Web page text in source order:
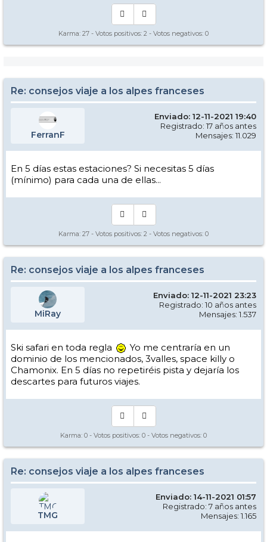
Karma: 27 - Votos positivos: 2 - Votos negativos: 0
Re: consejos viaje a los alpes franceses
FerranF
Enviado: 12-11-2021 19:40
Registrado: 17 años antes
Mensajes: 11.029
En 5 días estas estaciones? Si necesitas 5 días
(mínimo) para cada una de ellas...
Karma: 27 - Votos positivos: 2 - Votos negativos: 0
Re: consejos viaje a los alpes franceses
MiRay
Enviado: 12-11-2021 23:23
Registrado: 10 años antes
Mensajes: 1.537
Ski safari en toda regla
Yo me centraría en un
dominio de los mencionados, 3valles, space killy o
Chamonix. En 5 días no repetiréis pista y dejaría los
descartes para futuros viajes.
Karma: 0 - Votos positivos: 0 - Votos negativos: 0
Re: consejos viaje a los alpes franceses
TMG
Enviado: 14-11-2021 01:57
Registrado: 7 años antes
Mensajes: 1.165